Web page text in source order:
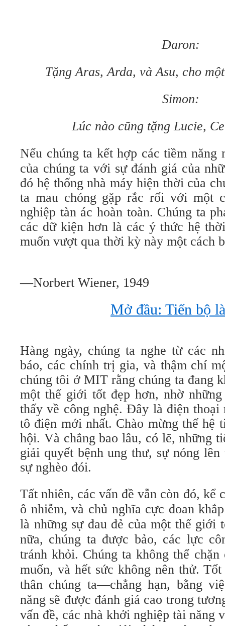
Daron:
Tặng Aras, Arda, và Asu, cho
Simon:
Lúc nào cũng tặng Lucie,
Nếu chúng ta kết hợp các tiềm năng
của chúng ta với sự đánh giá của
đó hệ thống nhà máy hiện thời của
ta mau chóng gặp rắc rối với một
nghiệp tàn ác hoàn toàn. Chúng ta
các dữ kiện hơn là các ý thức hệ
muốn vượt qua thời kỳ này một cách
—Norbert Wiener, 1949
Mở đầu: Tiến bộ
Hàng ngày, chúng ta nghe từ các
báo, các chính trị gia, và thậm chí
chúng tôi ở MIT rằng chúng ta đang
một thế giới tốt đẹp hơn, nhờ
thấy về công nghệ. Đây là điện
tô điện mới nhất. Chào mừng thế hệ
hội. Và chẳng bao lâu, có lẽ, những
giải quyết bệnh ung thư, sự nóng
sự nghèo đói.
Tất nhiên, các vấn đề vẫn còn đó, kể
ô nhiễm, và chủ nghĩa cực đoan
là những sự đau đẻ của một thế giới
nữa, chúng ta được bảo, các lực
tránh khỏi. Chúng ta không thể
muốn, và hết sức không nên thử.
thân chúng ta—chẳng hạn, bằng
năng sẽ được đánh giá cao trong
vấn đề, các nhà khởi nghiệp tài năng